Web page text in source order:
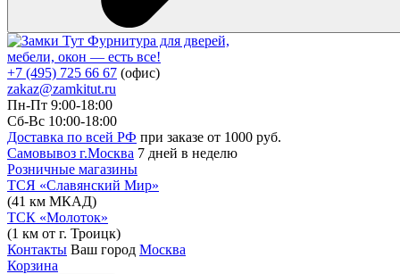
Фурнитура для дверей,
мебели, окон — есть все!
+7 (495) 725 66 67 (офис)
zakaz@zamkitut.ru
Пн-Пт 9:00-18:00
Сб-Вс 10:00-18:00
Доставка по всей РФ при заказе от 1000 руб.
Самовывоз г.Москва 7 дней в неделю
Розничные магазины
ТСЯ «Славянский Мир»
(41 км МКАД)
ТСК «Молоток»
(1 км от г. Троицк)
Контакты Ваш город Москва
Корзина